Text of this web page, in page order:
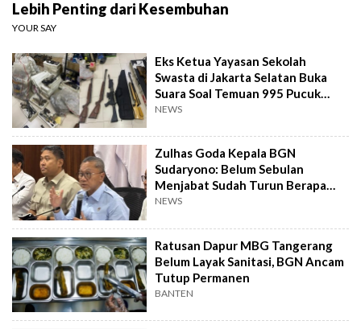
Lebih Penting dari Kesembuhan
YOUR SAY
Eks Ketua Yayasan Sekolah
Swasta di Jakarta Selatan Buka
Suara Soal Temuan 995 Pucuk
Senjata Api
NEWS
Zulhas Goda Kepala BGN
Sudaryono: Belum Sebulan
Menjabat Sudah Turun Berapa
Kilo?
NEWS
Ratusan Dapur MBG Tangerang
Belum Layak Sanitasi, BGN Ancam
Tutup Permanen
BANTEN